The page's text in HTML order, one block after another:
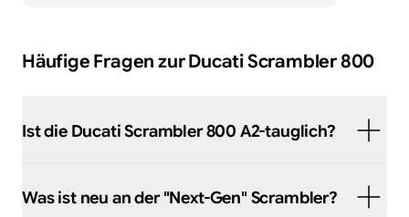
Häufige Fragen zurDucatiScrambler 800
Ist die Ducati Scrambler 800 A2-tauglich?
Was ist neu an der "Next-Gen" Scrambler?